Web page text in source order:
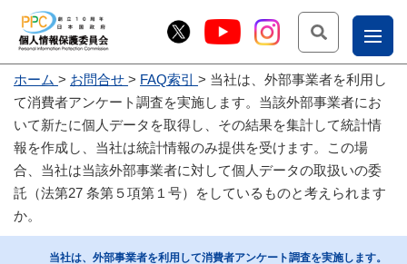
お
問
合
せ
こー
じょ
ー部
ホーム お問合せ FAQ索引
当社は、外部事業者を利用し
て消費者アンケート調査を実施します。当該外部事業者にお
いて新たに個人データを取得し、その結果を集計して統計情
報を作成し、当社は統計情報のみ提供を受けます。この場
合、当社は当該外部事業者に対して個人データの取扱いの委
託（法第27 条第５項第１号）をしているものと考えられます
か。
当社は、外部事業者を利用して消費者アンケート調査を実施します。